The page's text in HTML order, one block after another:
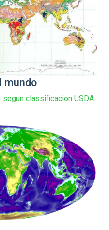
mundo
classificacion USDA.